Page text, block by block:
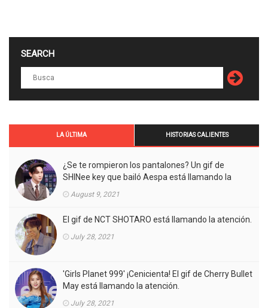
SEARCH
LA ÚLTIMA HISTORIAS CALIENTES
¿Se te rompieron los pantalones? Un gif de
SHINee key que bailó Aespa está llamando la
August 9, 2021
El gif de NCT SHOTARO está llamando la atención.
July 28, 2021
'Girls Planet 999' ¡Cenicienta! El gif de Cherry Bullet
May está llamando la atención.
July 28, 2021